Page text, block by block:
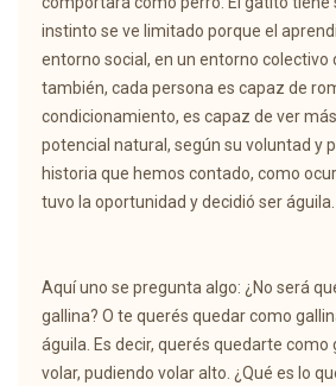
instinto se ve limitado porque el
entorno social, en un entorno colectivo
también, cada persona es capaz de
condicionamiento, es capaz de ver
potencial natural, según su voluntad y
historia que hemos contado, como
tuvo la oportunidad y decidió ser águila.
Aquí uno se pregunta algo: ¿No será
gallina? O te querés quedar como
águila. Es decir, querés quedarte como
volar, pudiendo volar alto. ¿Qué es lo